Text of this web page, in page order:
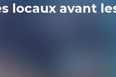
locaux avant